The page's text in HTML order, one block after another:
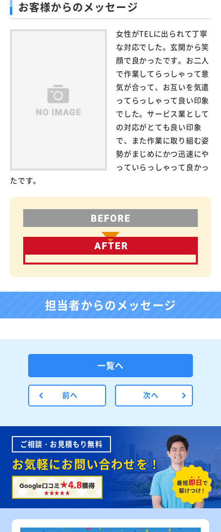
お客様からのメッセージ
女性がTELに出られて丁寧
な対応でした。玄関から笑
顔で良かったです。お二人
で作業してらっしゃって意
気が合って、お互いを気遣
ってらっしゃって良い印象
でした。サービス業として
の対応がとても良い印象
で、また作業に取り組む姿
勢がまじめにかつ迅速にや
っていらっしゃって良かっ
たです。
担当者からのメッセージ
前へ
一覧へ
次へ
ご相談・お見積もり無料
お気軽にお問い合わせを！
Google口コミ★4.8獲得